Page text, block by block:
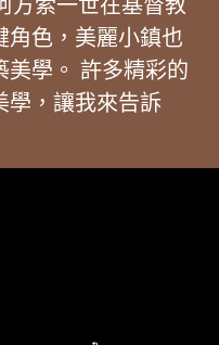
方索一世在基督教
角色，美麗小鎮也
美學。 許多精彩的
學，讓我來告訴